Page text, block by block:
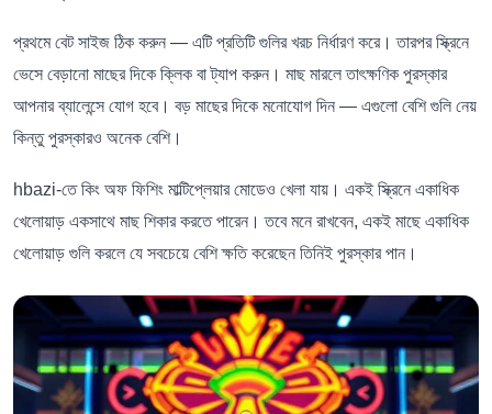
প্রথমে বেট সাইজ ঠিক করুন — এটি প্রতিটি গুলির খরচ নির্ধারণ করে। তারপর স্ক্রিনে
ভেসে বেড়ানো মাছের দিকে ক্লিক বা ট্যাপ করুন। মাছ মারলে তাৎক্ষণিক পুরস্কার
আপনার ব্যালেন্সে যোগ হবে। বড় মাছের দিকে মনোযোগ দিন — এগুলো বেশি গুলি নেয়
কিন্তু পুরস্কারও অনেক বেশি।
hbazi-তে কিং অফ ফিশিং মাল্টিপ্লেয়ার মোডেও খেলা যায়। একই স্ক্রিনে একাধিক
খেলোয়াড় একসাথে মাছ শিকার করতে পারেন। তবে মনে রাখবেন, একই মাছে একাধিক
খেলোয়াড় গুলি করলে যে সবচেয়ে বেশি ক্ষতি করেছেন তিনিই পুরস্কার পান।